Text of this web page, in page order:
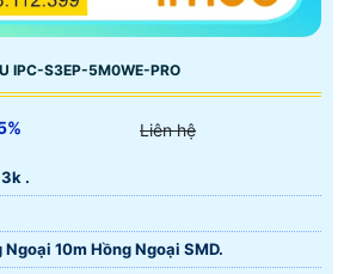
IPC-S3EP-5M0WE-PRO
Liên hệ
3k .
Ngoại 10m Hồng Ngoại SMD.